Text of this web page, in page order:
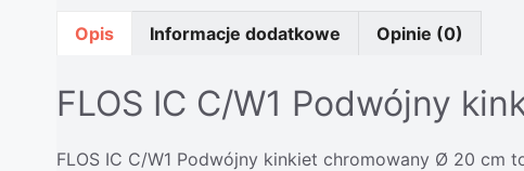
Opis Informacje dodatkowe Opinie (0)
FLOS IC C/W1 Podwójny
FLOS IC C/W1 Podwójny kinkiet chromowany Ø 20 cm